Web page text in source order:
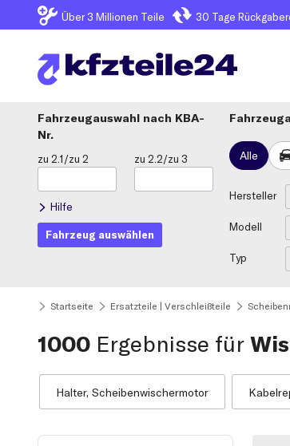
Über 3 Millionen Teile 30 Tage
Fahrzeugauswahl
KBA-
Nr.
zu 2.1/zu 2 zu 2.2/zu 3
Hilfe
Fahrzeug auswählen
Alle
Hersteller
Modell
Typ
Startseite Ersatzteile | Verschleißteile
1000 Ergebnisse für
Halter, Scheibenwischermotor